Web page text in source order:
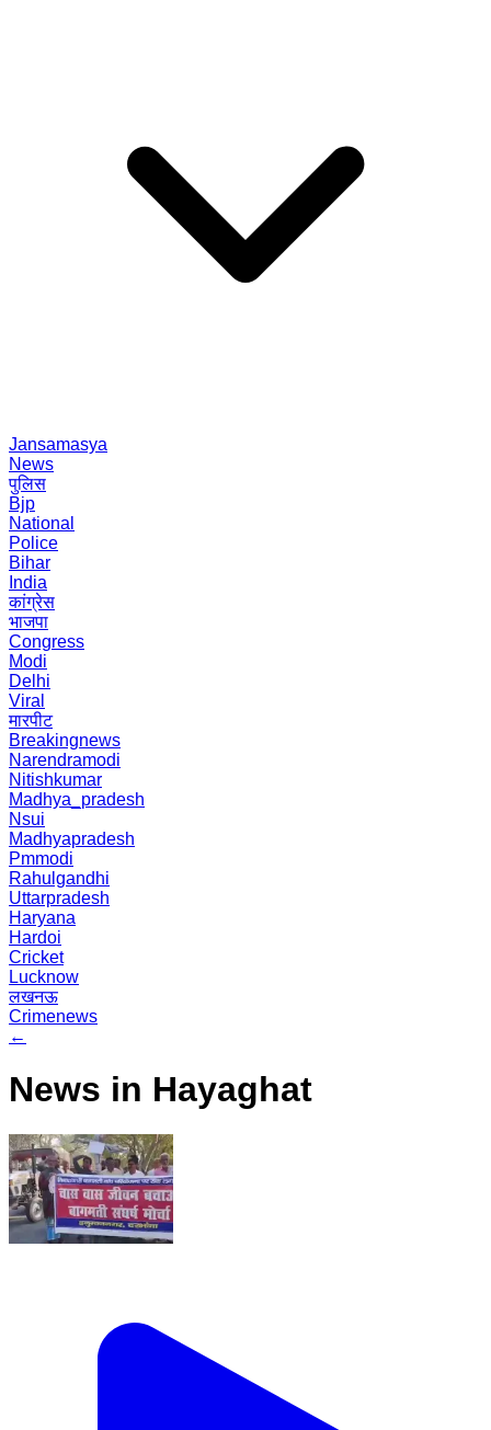
Jansamasya
News
पुलिस
Bjp
National
Police
Bihar
India
कांग्रेस
भाजपा
Congress
Modi
Delhi
Viral
मारपीट
Breakingnews
Narendramodi
Nitishkumar
Madhya_pradesh
Nsui
Madhyapradesh
Pmmodi
Rahulgandhi
Uttarpradesh
Haryana
Hardoi
Cricket
Lucknow
लखनऊ
Crimenews
←
News in Hayaghat